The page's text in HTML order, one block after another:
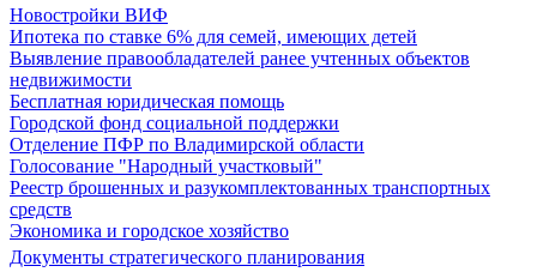
Новостройки ВИФ
Ипотека по ставке 6% для семей, имеющих детей
Выявление правообладателей ранее учтенных объектов
недвижимости
Бесплатная юридическая помощь
Городской фонд социальной поддержки
Отделение ПФР по Владимирской области
Голосование "Народный участковый"
Реестр брошенных и разукомплектованных транспортных
средств
Экономика и городское хозяйство
Документы стратегического планирования